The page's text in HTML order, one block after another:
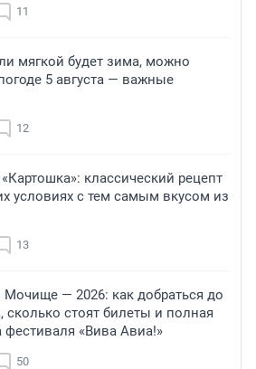
11
мягкой будет зима, можно
5 августа — важные
12
классический рецепт
условиях с тем самым вкусом из
13
— 2026: как добраться до
сколько стоят билеты и полная
фестиваля «Вива Авиа!»
50